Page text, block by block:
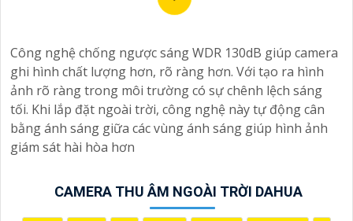
Dạ chắc chắn, đây là tư vấn của tôi về Camera Dahua
1:Camera Dahua là một thương hiệu nổi tiếng về sản
phẩm an ninh và giám sát.⚒2:Để Hoàn toàn tin cậy
mua Camera Dahua chính hãng, bạn nên mua từ các
cửa hàng uy tín hoặc các đại lý chính thức của Dahua.☄️
3:Mức giá của Camera Dahua có thể thay đổi tùy vào
model và chức năng của camera. Bạn nên tìm hiểu kỹ
được đánh giá cao với độ phân giải cao, tính năng
thông minh và độ tin cậy.💖5:Nếu bạn muốn tìm
Công nghệ chống ngược sáng WDR 130dB giúp camera
ghi hình chất lượng hơn, rõ ràng hơn. Với tạo ra hình
ảnh rõ ràng trong môi trường có sự chênh lệch sáng
tối. Khi lắp đặt ngoài trời, công nghệ này tự động cân
bằng ánh sáng giữa các vùng ánh sáng giúp hình ảnh
giám sát hài hòa hơn
CAMERA THU ÂM NGOÀI TRỜI DAHUA